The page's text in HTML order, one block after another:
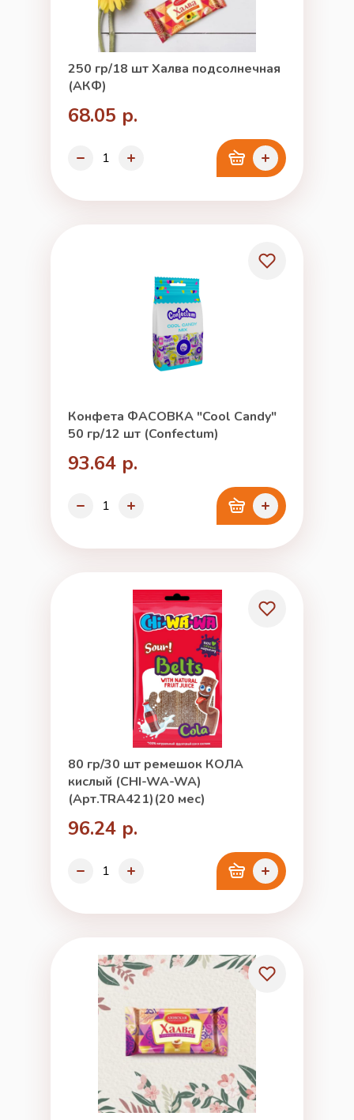
250 гр/18 шт Халва подсолнечная
(АКФ)
68.05 р.
Конфета ФАСОВКА "Cool Candy"
50 гр/12 шт (Confectum)
93.64 р.
80 гр/30 шт ремешок КОЛА
кислый (CHI-WA-WA)
(Арт.TRA421)(20 мес)
96.24 р.